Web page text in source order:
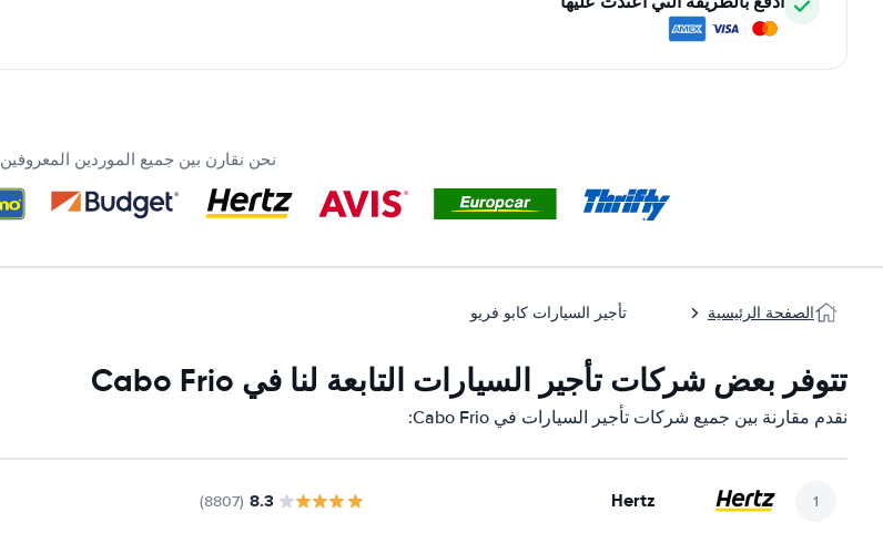
نحن نقارن بين جميع الموردين المعروفين
الصفحة الرئيسية تأجير السيارات كابو فريو
تتوفر بعض شركات تأجير السيارات التابعة لنا في Cabo Frio
نقدم مقارنة بين جميع شركات تأجير السيارات في Cabo Frio:
Hertz
8.3
(8807)